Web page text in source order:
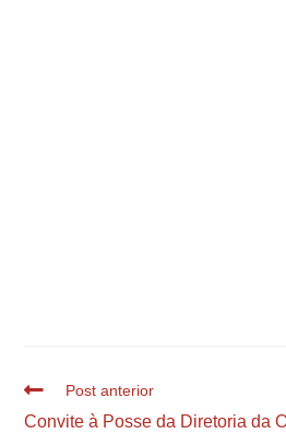
Post anterior
Convite à Posse da Diretoria da